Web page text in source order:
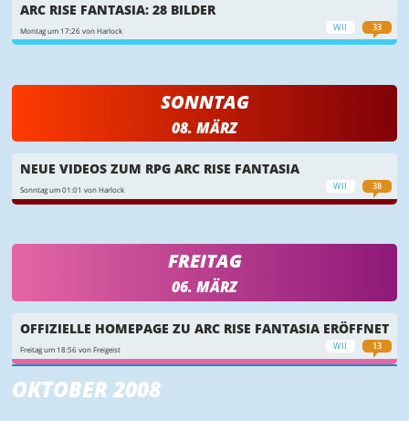
WII 33
ARC RISE FANTASIA: 28 BILDER
Montag um 17:26 von Harlock
SONNTAG
08. MÄRZ
WII 38
NEUE VIDEOS ZUM RPG ARC RISE FANTASIA
Sonntag um 01:01 von Harlock
FREITAG
06. MÄRZ
WII 13
OFFIZIELLE HOMEPAGE ZU ARC RISE FANTASIA ERÖFFNET
Freitag um 18:56 von Freigeist
OKTOBER 2008